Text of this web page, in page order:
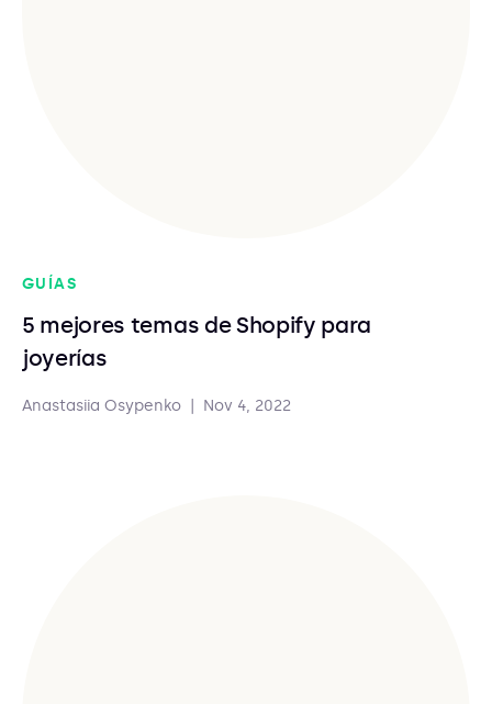
GUÍAS
5 mejores temas de Shopify para
joyerías
Anastasiia Osypenko Nov 4, 2022